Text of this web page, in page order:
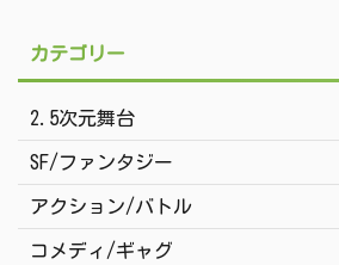
カテゴリー
2.5次元舞台
SF/ファンタジー
アクション/バトル
コメディ/ギャグ